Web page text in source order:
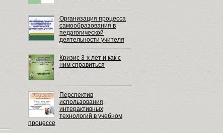
Организация процесса
самообразования в
педагогической
деятельности учителя
Кризис 3-х лет и как с
ним справиться
Перспектив
использования
интерактивных
технологий в учебном
процессе